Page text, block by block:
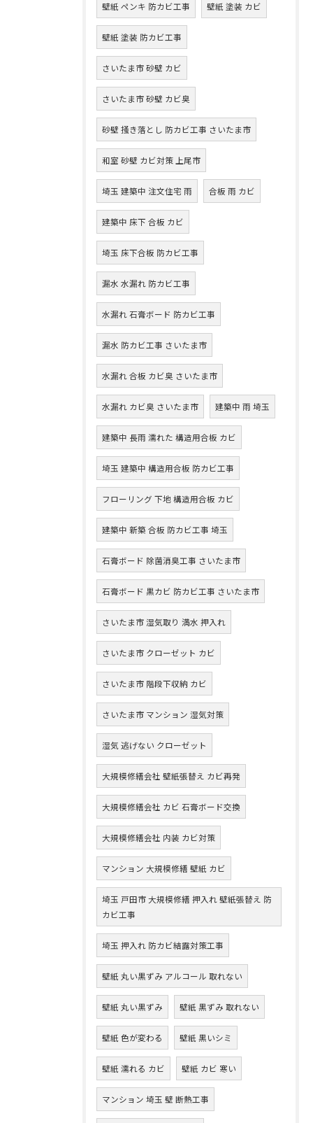
壁紙 ペンキ 防カビ工事 壁紙 塗装 カビ
壁紙 塗装 防カビ工事
さいたま市 砂壁 カビ
さいたま市 砂壁 カビ臭
砂壁 掻き落とし 防カビ工事 さいたま市
和室 砂壁 カビ対策 上尾市
埼玉 建築中 注文住宅 雨 合板 雨 カビ
建築中 床下 合板 カビ
埼玉 床下合板 防カビ工事
漏水 水漏れ 防カビ工事
水漏れ 石膏ボード 防カビ工事
漏水 防カビ工事 さいたま市
水漏れ 合板 カビ臭 さいたま市
水漏れ カビ臭 さいたま市 建築中 雨 埼玉
建築中 長雨 濡れた 構造用合板 カビ
埼玉 建築中 構造用合板 防カビ工事
フローリング 下地 構造用合板 カビ
建築中 新築 合板 防カビ工事 埼玉
石膏ボード 除菌消臭工事 さいたま市
石膏ボード 黒カビ 防カビ工事 さいたま市
さいたま市 湿気取り 満水 押入れ
さいたま市 クローゼット カビ
さいたま市 階段下収納 カビ
さいたま市 マンション 湿気対策
湿気 逃げない クローゼット
大規模修繕会社 壁紙張替え カビ再発
大規模修繕会社 カビ 石膏ボード交換
大規模修繕会社 内装 カビ対策
マンション 大規模修繕 壁紙 カビ
埼玉 戸田市 大規模修繕 押入れ 壁紙張替え 防
カビ工事
埼玉 押入れ 防カビ結露対策工事
壁紙 丸い黒ずみ アルコール 取れない
壁紙 丸い黒ずみ 壁紙 黒ずみ 取れない
壁紙 色が変わる 壁紙 黒いシミ
壁紙 濡れる カビ 壁紙 カビ 寒い
マンション 埼玉 壁 断熱工事